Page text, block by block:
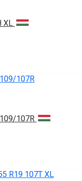
XL
107R